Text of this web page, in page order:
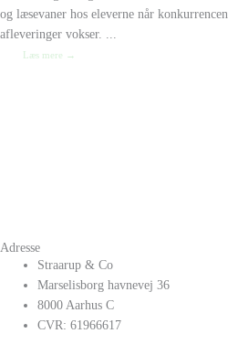
og læsevaner hos eleverne når
afleveringer vokser. ...
Læs mere →
Adresse
Straarup & Co
Marselisborg havnevej 36
8000 Aarhus C
CVR: 61966617